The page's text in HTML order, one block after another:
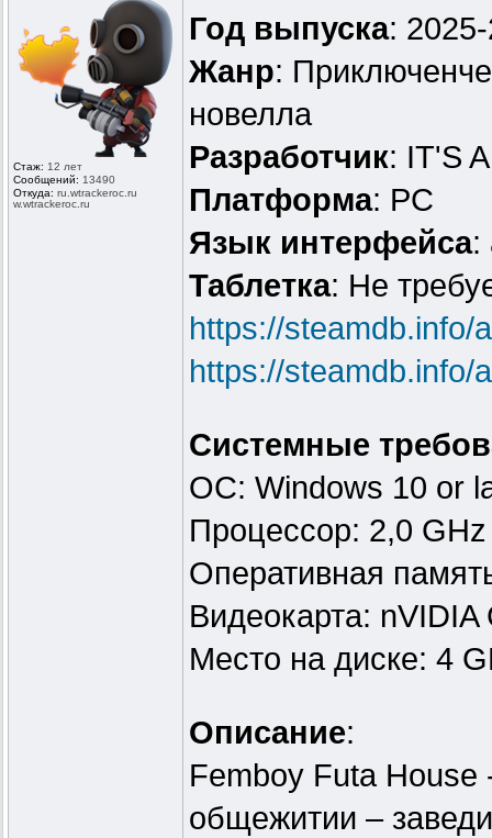
Стаж: 12 лет
Сообщений: 13490
Откуда: ru.wtrackeroc.ru
w.wtrackeroc .ru
Год выпуска:
Жанр:
новелла
Разработчик: IT'S
Платформа: PC
Язык интерфейса:
Таблeтка: Не
https://steamdb.info/
https://steamdb.info/
Системные
ОС: Windows 10 or
Процессор: 2,0
Оперативная
Видеокарта:
Место на диске: 4
Описание:
Femboy Futa House
общежитии –